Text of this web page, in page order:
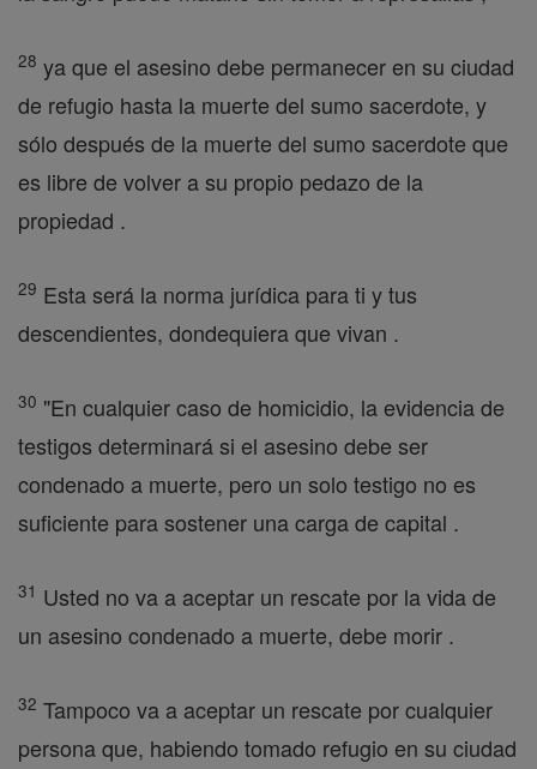
28 ya que el asesino debe permanecer en su ciudad
de refugio hasta la muerte del sumo sacerdote, y
sólo después de la muerte del sumo sacerdote que
es libre de volver a su propio pedazo de la
propiedad .
29 Esta será la norma jurídica para ti y tus
descendientes, dondequiera que vivan .
30 "En cualquier caso de homicidio, la evidencia de
testigos determinará si el asesino debe ser
condenado a muerte, pero un solo testigo no es
suficiente para sostener una carga de capital .
31 Usted no va a aceptar un rescate por la vida de
un asesino condenado a muerte, debe morir .
32 Tampoco va a aceptar un rescate por cualquier
persona que, habiendo tomado refugio en su ciudad